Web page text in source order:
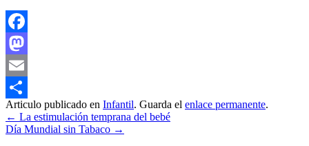
Facebook
Mastodon
Email
Compartir
Articulo publicado en Infantil. Guarda el enlace permanente.
← La estimulación temprana del bebé
Día Mundial sin Tabaco →